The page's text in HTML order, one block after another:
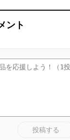
ント
投稿する